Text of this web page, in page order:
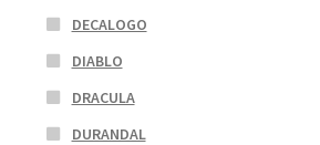
DECALOGO
DIABLO
DRACULA
DURANDAL